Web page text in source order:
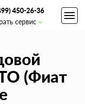
450-26-36
сервис
(Фиат